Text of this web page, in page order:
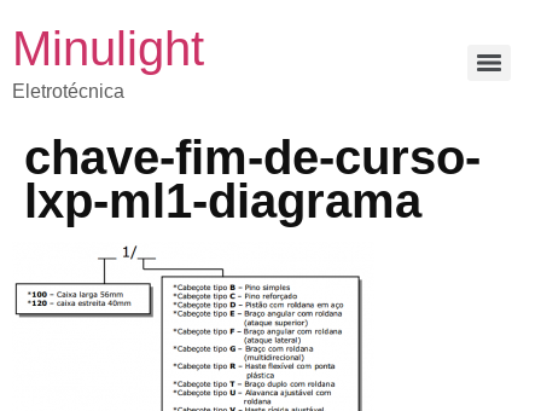
Minulight
Eletrotécnica
chave-fim-de-curso-
lxp-ml1-diagrama